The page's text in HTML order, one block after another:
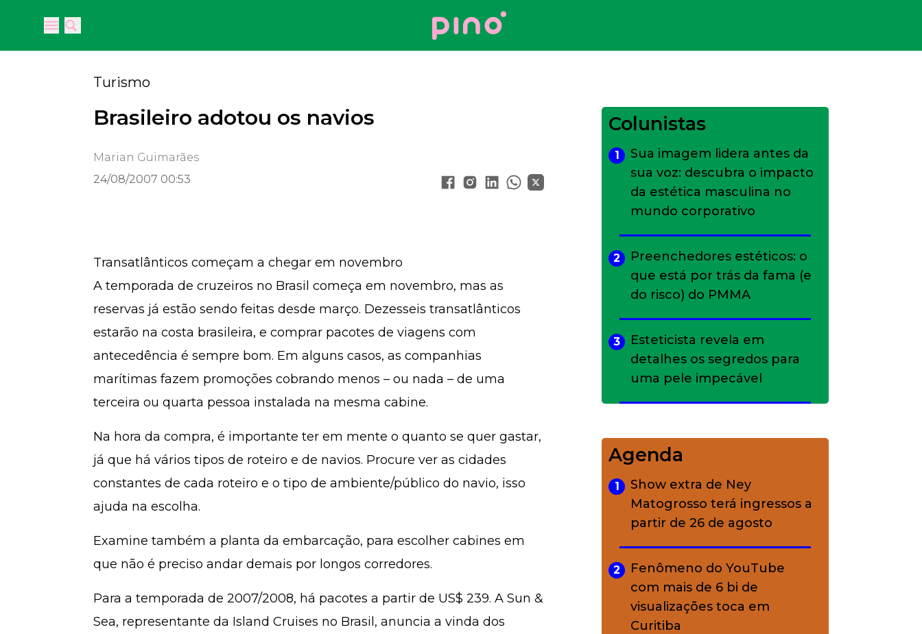
Open main menu
Open main menu
Your Company
Turismo
Brasileiro adotou os navios
Marian Guimarães
24/08/2007 00:53
Transatlânticos começam a chegar em novembro
A temporada de cruzeiros no Brasil começa em novembro, mas as
reservas já estão sendo feitas desde março. Dezesseis transatlânticos
estarão na costa brasileira, e comprar pacotes de viagens com
antecedência é sempre bom. Em alguns casos, as companhias
marítimas fazem promoções cobrando menos – ou nada – de uma
terceira ou quarta pessoa instalada na mesma cabine.
Na hora da compra, é importante ter em mente o quanto se quer gastar,
já que há vários tipos de roteiro e de navios. Procure ver as cidades
constantes de cada roteiro e o tipo de ambiente/público do navio, isso
ajuda na escolha.
Examine também a planta da embarcação, para escolher cabines em
que não é preciso andar demais por longos corredores.
Para a temporada de 2007/2008, há pacotes a partir de US$ 239. A Sun &
Sea, representante da Island Cruises no Brasil, anuncia a vinda dos
Colunistas
1
Sua imagem lidera antes da
sua voz: descubra o impacto
da estética masculina no
mundo corporativo
2
Preenchedores estéticos: o
que está por trás da fama (e
do risco) do PMMA
3
Esteticista revela em
detalhes os segredos para
uma pele impecável
charme rústico que
conquistou o luxo
A ciência por trás da
skincare: a função de cada
ativo
Agenda
1
Show extra de Ney
Matogrosso terá ingressos a
partir de 26 de agosto
2
Fenômeno do YouTube
com mais de 6 bi de
visualizações toca em
Curitiba